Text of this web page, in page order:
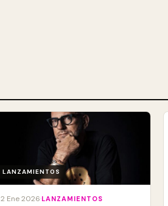
LANZAMIENTOS
2 Ene 2026 LANZAMIENTOS